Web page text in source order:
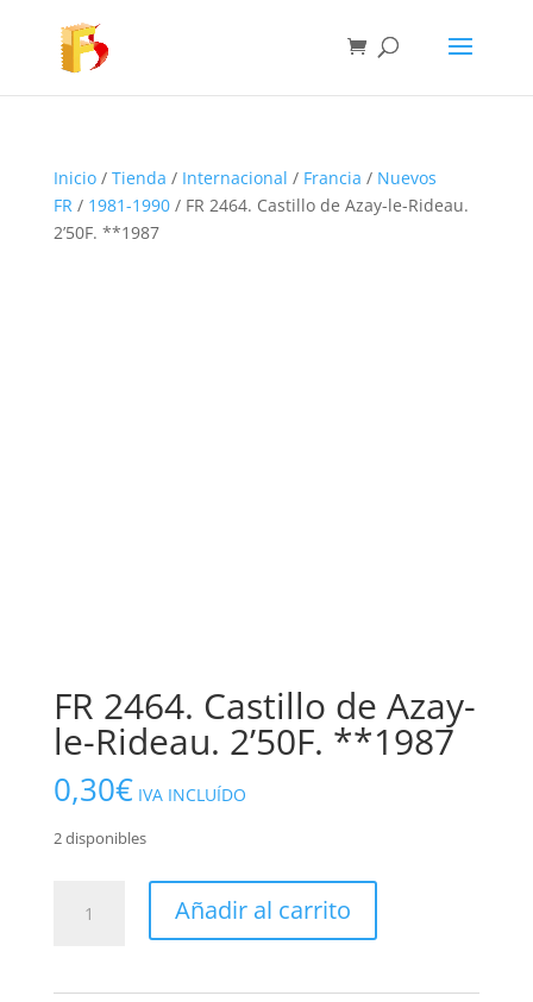
Inicio/ Tienda / Internacional / Francia / Nuevos
FR/ 1981-1990/ FR 2464. Castillo de Azay-le-Rideau.
2’50F. **1987
FR 2464. Castillo de Azay-
le-Rideau. 2’50F. **1987
0,30€ IVA INCLUÍDO
2 disponibles
2464.
Añadir al carrito